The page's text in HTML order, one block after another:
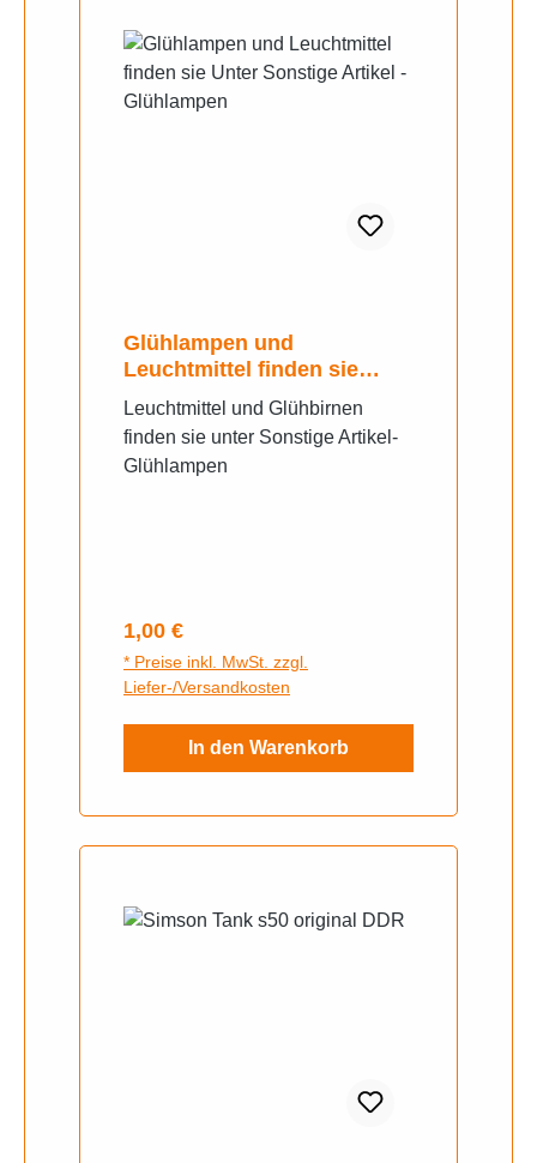
Glühlampen und
Leuchtmittel finden sie
Unter Sonstige Artikel -
Glühlampen
Leuchtmittel und Glühbirnen
finden sie unter Sonstige Artikel-
Glühlampen
Regulärer Preis:
1,00 €
* Preise inkl. MwSt. zzgl.
Liefer-/Versandkosten
In den Warenkorb